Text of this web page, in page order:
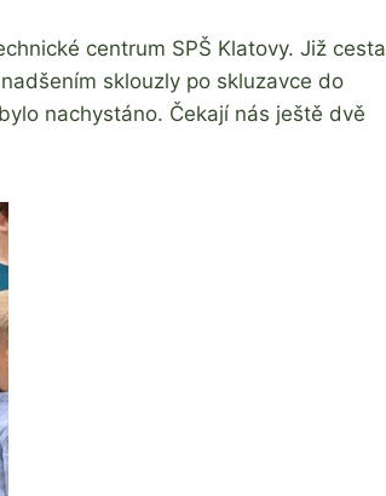
centrum SPŠ Klatovy. Již cesta
sklouzly po skluzavce do
nachystáno. Čekají nás ještě dvě